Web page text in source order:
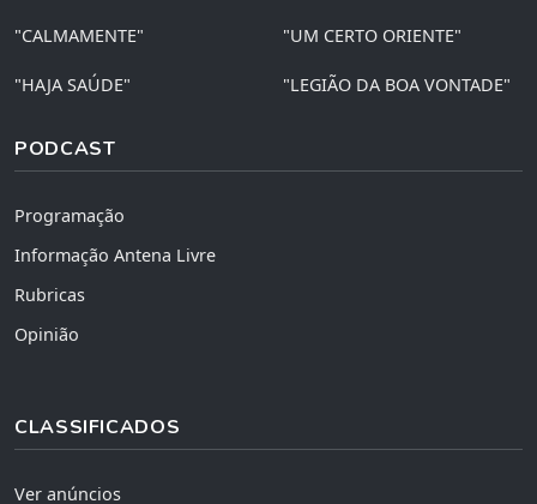
"CALMAMENTE" "UM CERTO ORIENTE"
"HAJA SAÚDE" "LEGIÃO DA BOA VONTADE"
PODCAST
Programação
Informação Antena Livre
Rubricas
Opinião
CLASSIFICADOS
Ver anúncios